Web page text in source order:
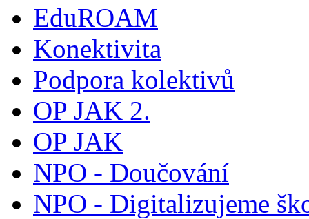
EduROAM
Konektivita
Podpora kolektivů
OP JAK 2.
OP JAK
NPO - Doučování
NPO - Digitalizujeme